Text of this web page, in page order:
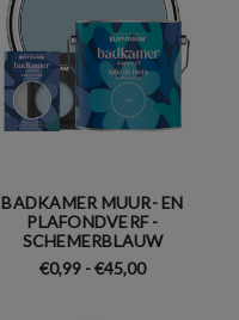
BADKAMER MUUR- EN
PLAFONDVERF -
SCHEMERBLAUW
€0,99 - €45,00